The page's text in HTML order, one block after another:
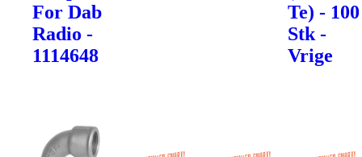
For Dab
Radio -
1114648
Te) - 100
Stk -
Vrige